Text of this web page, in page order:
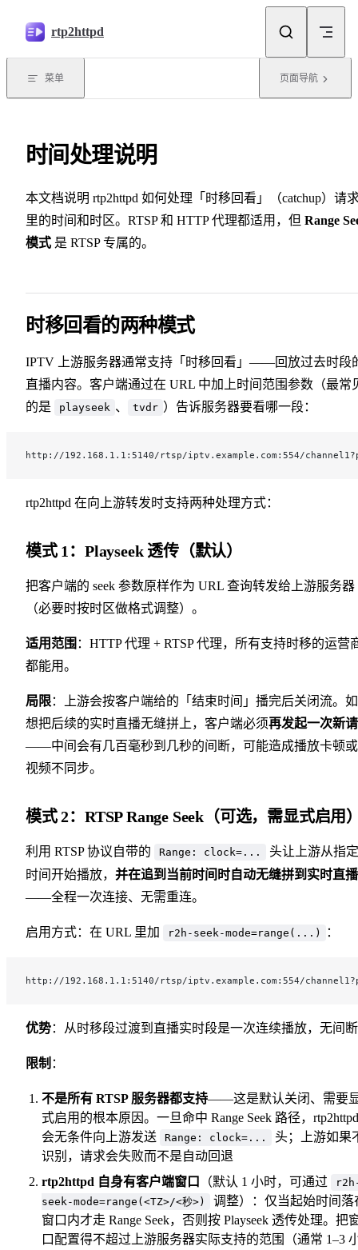
跳转到内容
rtp2httpd
菜单 页面导航
时间处理说明
本文档说明 rtp2httpd 如何处理「时移回看」（catchup）请
里的时间和时区。RTSP 和 HTTP 代理都适用，但 Range
模式 是 RTSP 专属的。
时移回看的两种模式
IPTV 上游服务器通常支持「时移回看」——回放过去时段
直播内容。客户端通过在 URL 中加上时间范围参数（最常
的是
playseek 、 tvdr ）告诉服务器要看哪一段：
http://192.168.1.1:5140/rtsp/iptv.example.com:554/
rtp2httpd 在向上游转发时支持两种处理方式：
模式 1：Playseek 透传（默认）
把客户端的 seek 参数原样作为 URL 查询转发给上游服务器
（必要时按时区做格式调整）。
适用范围 ：HTTP 代理 + RTSP 代理，所有支持时移的运营
都能用。
局限：上游会按客户端给的「结束时间」播完后关闭流。
想把后续的实时直播无缝拼上，客户端必须再发起一次新
——中间会有几百毫秒到几秒的间断，可能造成播放卡顿
视频不同步。
模式 2：RTSP Range Seek（可选，需显式启用
利用 RTSP 协议自带的 Range: clock=...
头让上游从指定
时间开始播放， 并在追到当前时间时自动无缝拼到实时直
——全程一次连接、无需重连。
启用方式：在 URL 里加 r2h-seek-mode=range(...) ：
http://192.168.1.1:5140/rtsp/iptv.example.com:554/
优势：从时移段过渡到直播实时段是一次连续播放，无间
限制 ：
不是所有 RTSP 服务器都支持——这是默认关闭、需要
式启用的根本原因。一旦命中 Range Seek 路径，rtp2httpd
会无条件向上游发送
Range: clock=...
头；上游如果
识别，请求会失败而不是自动回退
rtp2httpd 自身有客户端窗口
（默认 1 小时，可通过
seek-mode=range(<TZ>/<秒>)
调整）：仅当起始时间落
窗口内才走 Range Seek，否则按 Playseek 透传处理。把
口配置得不超过上游服务器实际支持的范围（通常 1–3